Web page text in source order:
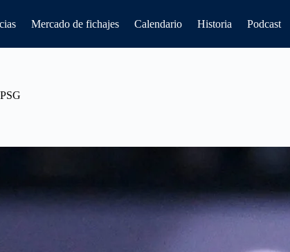
Mercado de fichajes Calendario Historia Podcast